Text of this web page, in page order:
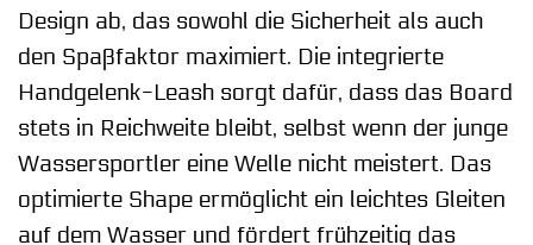
Design ab, das sowohl die Sicherheit als auch
den Spaßfaktor maximiert. Die integrierte
Handgelenk-Leash sorgt dafür, dass das Board
stets in Reichweite bleibt, selbst wenn der junge
Wassersportler eine Welle nicht meistert. Das
optimierte Shape ermöglicht ein leichtes Gleiten
auf dem Wasser und fördert frühzeitig das